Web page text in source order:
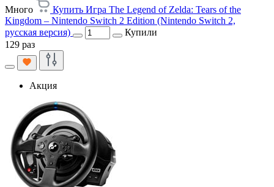
Много
Купить Игра The Legend of Zelda: Tears of the
Kingdom – Nintendo Switch 2 Edition (Nintendo Switch 2,
русская версия)
Купили
129 раз
Акция